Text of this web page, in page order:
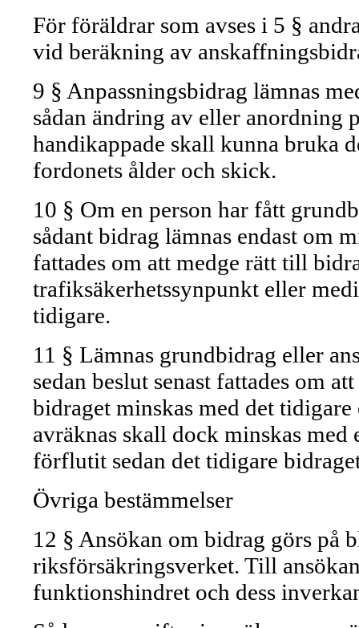
För föräldrar som avses i 5 §
vid beräkning av
9 § Anpassningsbidrag lämnas
sådan ändring av eller anordning
handikappade skall kunna bruka
fordonets ålder och skick.
10 § Om en person har fått
sådant bidrag lämnas endast om
fattades om att medge rätt till
trafiksäkerhetssynpunkt eller
tidigare.
11 § Lämnas grundbidrag eller
sedan beslut senast fattades om
bidraget minskas med det
avräknas skall dock minskas
förflutit sedan det tidigare
Övriga bestämmelser
12 § Ansökan om bidrag görs på
riksförsäkringsverket. Till
funktionshindret och dess